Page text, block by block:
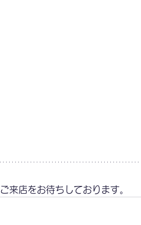
来店をお待ちしております。